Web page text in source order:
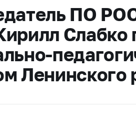
цен
ПО
Слабко
Ленинского